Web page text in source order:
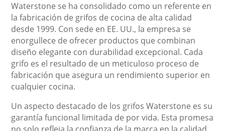
Waterstone se ha consolidado como un referente en
la fabricación de grifos de cocina de alta calidad
desde 1999. Con sede en EE. UU., la empresa se
enorgullece de ofrecer productos que combinan
diseño elegante con durabilidad excepcional. Cada
grifo es el resultado de un meticuloso proceso de
fabricación que asegura un rendimiento superior en
cualquier cocina.
Un aspecto destacado de los grifos Waterstone es su
garantía funcional limitada de por vida. Esta promesa